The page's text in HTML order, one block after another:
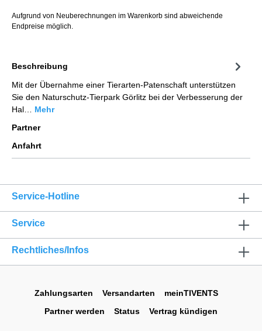
Aufgrund von Neuberechnungen im Warenkorb sind abweichende
Endpreise möglich.
Beschreibung
Mit der Übernahme einer Tierarten-Patenschaft unterstützen
Sie den Naturschutz-Tierpark Görlitz bei der Verbesserung der
Hal… Mehr
Partner
Anfahrt
Service-Hotline
Service
Rechtliches/Infos
Zahlungsarten Versandarten
meinTIVENTS
Partner werden
Status Vertrag kündigen